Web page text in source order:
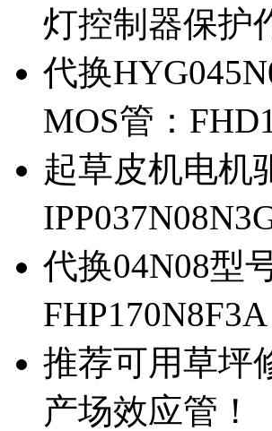
灯控制器保护
代换
MOS管：
起草皮机电机
代换04N08型
FHP170N8F3A
推荐可用草坪
产场效应管！